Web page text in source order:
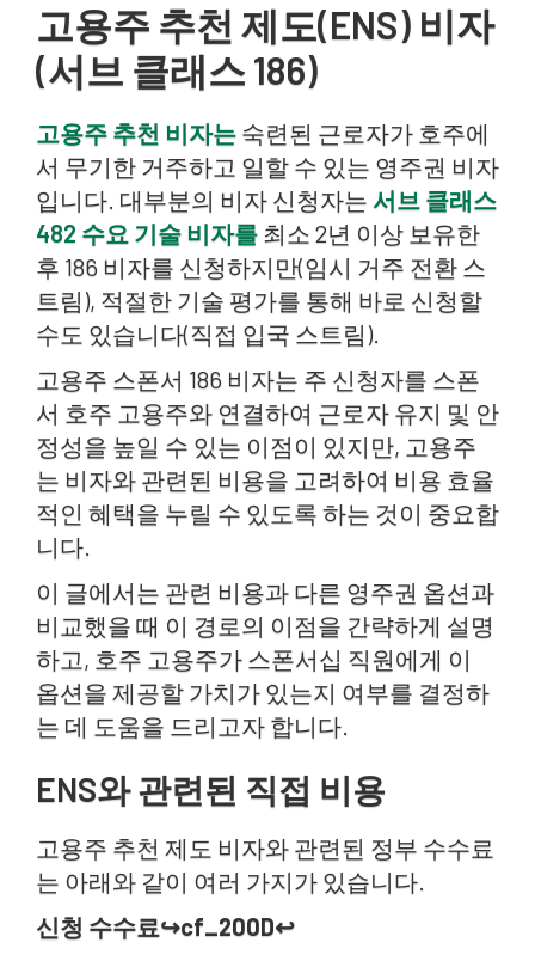
고용주 추천 제도(ENS) 비자
(서브 클래스 186)
고용주 추천 비자는 숙련된 근로자가 호주에
서 무기한 거주하고 일할 수 있는 영주권 비자
입니다. 대부분의 비자 신청자는 서브 클래스
482 수요 기술 비자를 최소 2년 이상 보유한
후 186 비자를 신청하지만(임시 거주 전환 스
트림), 적절한 기술 평가를 통해 바로 신청할
수도 있습니다(직접 입국 스트림).
고용주 스폰서 186 비자는 주 신청자를 스폰
서 호주 고용주와 연결하여 근로자 유지 및 안
정성을 높일 수 있는 이점이 있지만, 고용주
는 비자와 관련된 비용을 고려하여 비용 효율
적인 혜택을 누릴 수 있도록 하는 것이 중요합
니다.
이 글에서는 관련 비용과 다른 영주권 옵션과
비교했을 때 이 경로의 이점을 간략하게 설명
하고, 호주 고용주가 스폰서십 직원에게 이
옵션을 제공할 가치가 있는지 여부를 결정하
는 데 도움을 드리고자 합니다.
ENS와 관련된 직접 비용
고용주 추천 제도 비자와 관련된 정부 수수료
는 아래와 같이 여러 가지가 있습니다.
신청 수수료↪cf_200D↩